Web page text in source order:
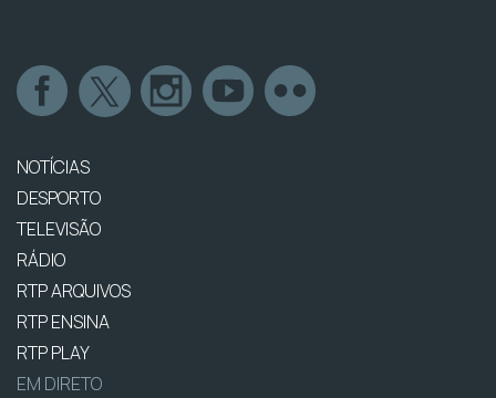
NOTÍCIAS
DESPORTO
TELEVISÃO
RÁDIO
RTP ARQUIVOS
RTP ENSINA
RTP PLAY
EM DIRETO